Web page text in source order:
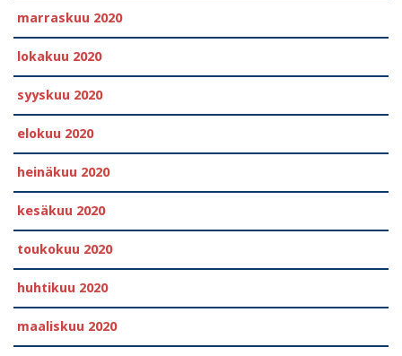
marraskuu 2020
lokakuu 2020
syyskuu 2020
elokuu 2020
heinäkuu 2020
kesäkuu 2020
toukokuu 2020
huhtikuu 2020
maaliskuu 2020